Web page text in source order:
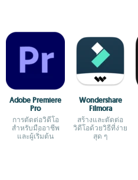
Adobe Premiere
Pro
การตัดต่อวิดีโอ
สำหรับมืออาชีพ
และผู้เริ่มต้น
Wondershare
Filmora
สร้างและตัดต่อ
วิดีโอด้วยวิธีที่ง่าย
สุด ๆ